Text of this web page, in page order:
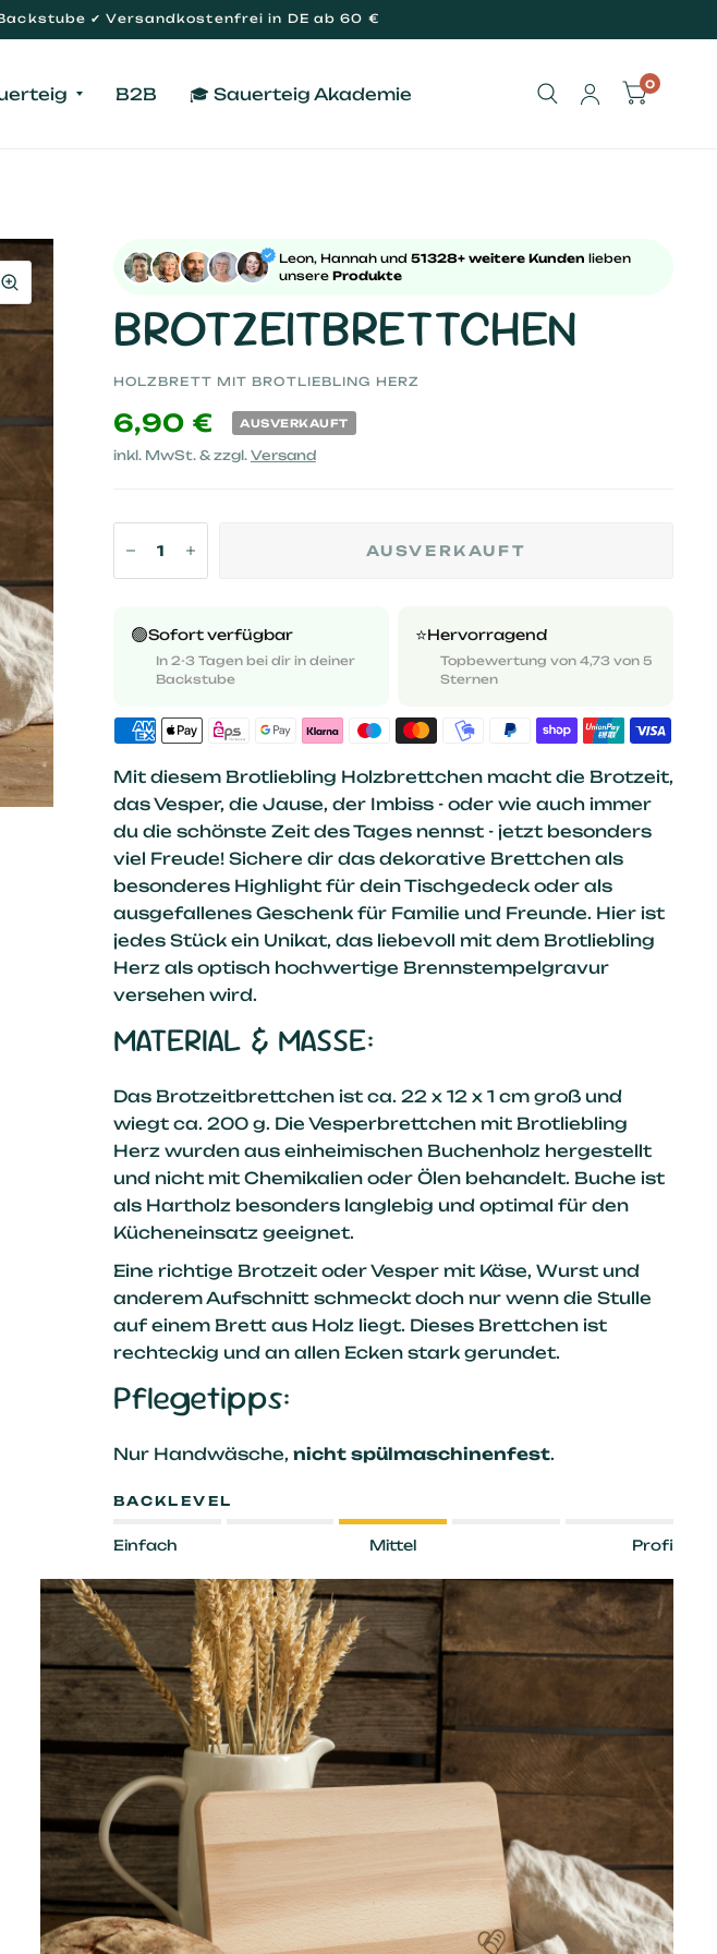
✔ Versandkostenfrei in DE ab 60 €
B2B 🎓 Sauerteig Akademie 0
Leon, Hannah und 51328+ weitere Kunden lieben
unsere Produkte
BROTZEITBRETTCHEN
HOLZBRETT MIT BROTLIEBLING HERZ
6,90 € AUSVERKAUFT
inkl. MwSt. & zzgl. Versand
AUSVERKAUFT
🟢Sofort verfügbar
In 2-3 Tagen bei dir in deiner
Backstube
⭐️Hervorragend
Topbewertung von 4,73 von 5
Sternen
Mit diesem Brotliebling Holzbrettchen macht die Brotzeit,
das Vesper, die Jause, der Imbiss - oder wie auch immer
du die schönste Zeit des Tages nennst - jetzt besonders
viel Freude! Sichere dir das dekorative Brettchen als
besonderes Highlight für dein Tischgedeck oder als
ausgefallenes Geschenk für Familie und Freunde. Hier ist
jedes Stück ein Unikat, das liebevoll mit dem Brotliebling
Herz als optisch hochwertige Brennstempelgravur
versehen wird.
MATERIAL & MASSE:
Das Brotzeitbrettchen ist ca. 22 x 12 x 1 cm groß und
wiegt ca. 200 g. Die Vesperbrettchen mit Brotliebling
Herz wurden aus einheimischen Buchenholz hergestellt
und nicht mit Chemikalien oder Ölen behandelt. Buche ist
als Hartholz besonders langlebig und optimal für den
Kücheneinsatz geeignet.
Eine richtige Brotzeit oder Vesper mit Käse, Wurst und
anderem Aufschnitt schmeckt doch nur wenn die Stulle
auf einem Brett aus Holz liegt. Dieses Brettchen ist
rechteckig und an allen Ecken stark gerundet.
Pflegetipps:
Nur Handwäsche, nicht spülmaschinenfest.
BACKLEVEL
Einfach Mittel Profi